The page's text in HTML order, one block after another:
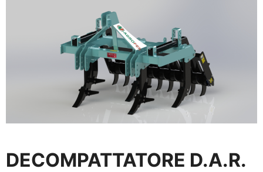
DECOMPATTATORE D.A.R.